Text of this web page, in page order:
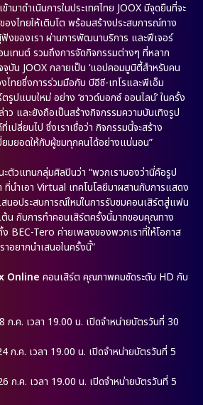
มาดำเนินการในประเทศไทย JOOX มีจุดยืนที่จะ
งไทยให้เติบโต พร้อมสร้างประสบการณ์ทาง
งของเรา ผ่านการพัฒนาบริการ และฟีเจอร์
เทนต์ รวมถึงการจัดกิจกรรมต่างๆ ที่หลาก
บัน JOOX กลายเป็น ‘แอปคอมมูนิตี้สำหรับคน
ไทยซึ่งการร่วมมือกับ บีอีซี-เทโรและพีเอ็ม
รูปแบบใหม่ อย่าง ‘ซาวด์บอกซ์ ออนไลน์’ ในครั้ง
ว และยังถือเป็นสร้างกิจกรรมความบันเทิงรูป
ปลี่ยนไป ซึ่งเราเชื่อว่า กิจกรรมนี้จะสร้าง
มยอดให้กับผู้ชมทุกคนได้อย่างแน่นอน”
ะตัวแทนกลุ่มศิลปินว่า “พวกเรามองว่านี่คือรูป
ที่นำเอา Virtual เทคโนโลยีมาผสานกับการแสดง
นอประสบการณ์ใหม่ในการรับชมคอนเสิร์ตสู่แฟน
น กับการทำคอนเสิร์ตครั้งนี้มากขอบคุณทาง
BEC-Tero ค่ายเพลงของพวกเราที่ให้โอกาส
อยากนำเสนอในครั้งนี้”
Online คอนเสิร์ต คุณภาพคมชัดระดับ HD กับ
ก.ค. เวลา 19.00 น. เปิดจำหน่ายบัตรวันที่ 30
ก.ค. เวลา 19.00 น. เปิดจำหน่ายบัตรวันที่ 5
ก.ค. เวลา 19.00 น. เปิดจำหน่ายบัตรวันที่ 5